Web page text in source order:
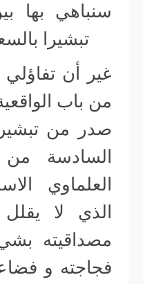
سنباهي بها
تبشيرا
غير أن تفاؤلي
من باب
صدر من تبشير
السادسة
العلماوي
الذي لا
مصداقيته
فجاجته و